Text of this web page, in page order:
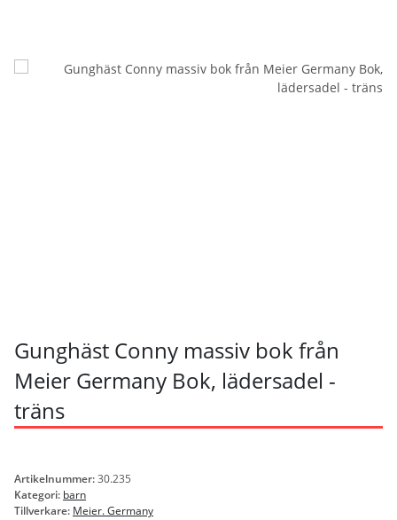
Gunghäst Conny massiv bok från
Meier Germany Bok, lädersadel -
träns
Artikelnummer:30.235
Kategori: barn
Tillverkare: Meier. Germany